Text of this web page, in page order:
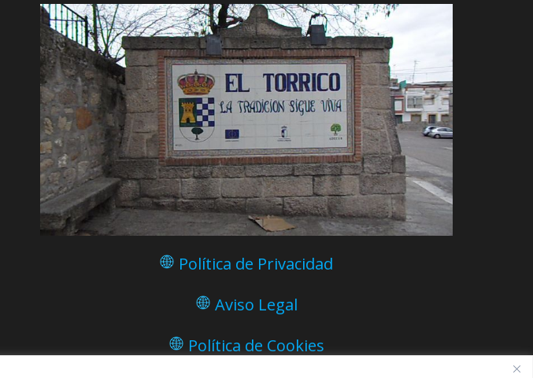
Política de Privacidad
Aviso Legal
Política de Cookies